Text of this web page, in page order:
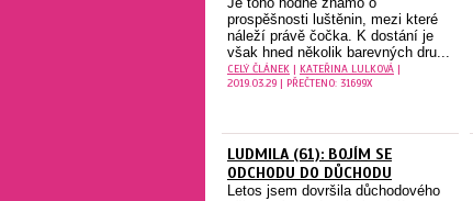
prospěšnosti luštěnin, mezi které
náleží právě čočka. K dostání je
však hned několik barevných dru...
CELÝ ČLÁNEK | KATEŘINA LULKOVÁ |
2019.03.29 | PŘEČTENO: 31699X
LUDMILA (61): BOJÍM SE
ODCHODU DO DŮCHODU
Letos jsem dovršila důchodového